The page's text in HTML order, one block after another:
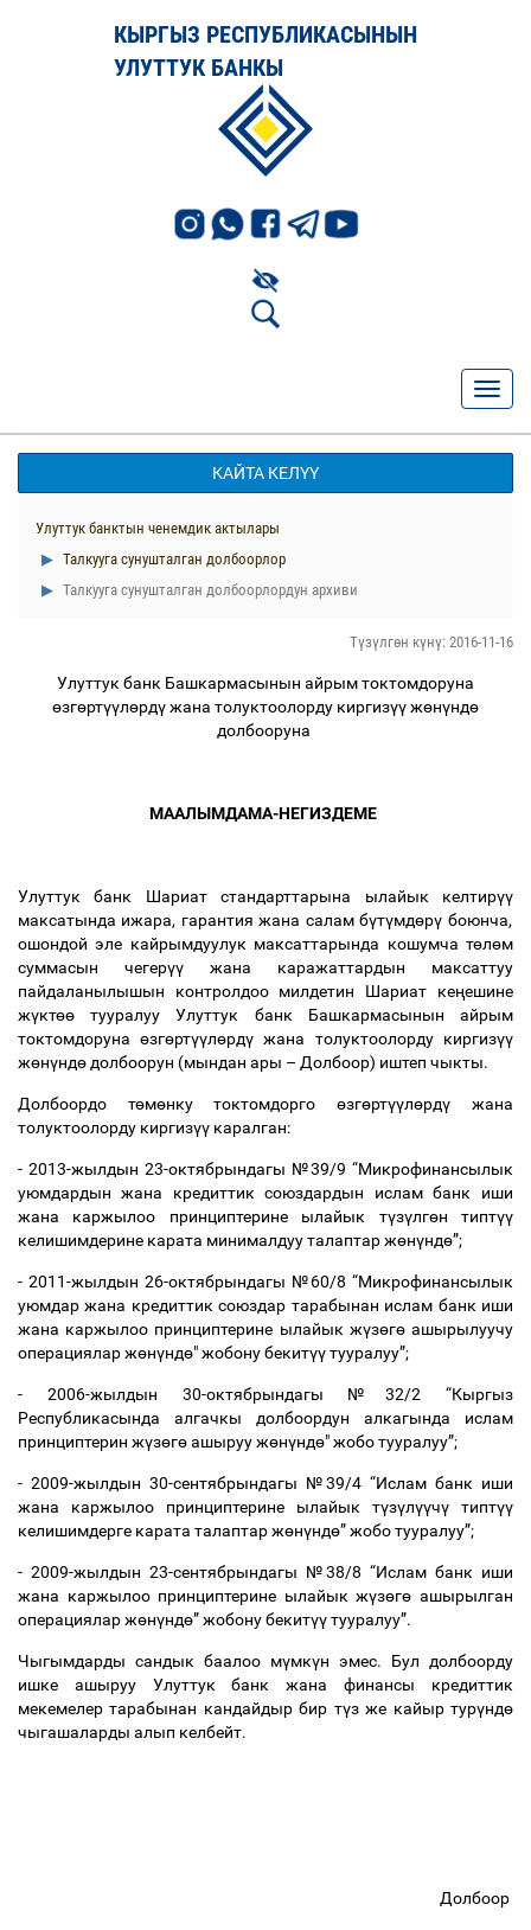
КЫРГЫЗ РЕСПУБЛИКАСЫНЫН
УЛУТТУК БАНКЫ
КАЙТА КЕЛҮҮ
Улуттук банктын ченемдик актылары
Талкууга сунушталган долбоорлор
Талкууга сунушталган долбоорлордун архиви
Түзүлгөн күнү: 2016-11-16
Улуттук банк Башкармасынын айрым токтомдоруна
өзгөртүүлөрдүжана толуктоолорду киргизүүжөнүндө
долбооруна
МААЛЫМДАМА-НЕГИЗДЕМЕ
Улуттук банк Шариат стандарттарына ылайык келтирүү
максатында ижара, гарантия жана салам бүтүмдөрү боюнча,
ошондой эле кайрымдуулук максаттарында кошумча төлөм
суммасын чегерүү жана каражаттардын максаттуу
пайдаланылышын контролдоо милдетин Шариат кеңешине
жүктөө тууралуу Улуттук банк Башкармасынын айрым
токтомдорунаөзгөртүүлөрдү жана толуктоолорду киргизүү
жөнүндө долбоорун (мындан ары – Долбоор) иштеп чыкты.
Долбоордо төмөнку токтомдоргоөзгөртүүлөрдү жана
толуктоолорду киргизүү каралган:
- 2013-жылдын 23-октябрындагы №39/9 “Микрофинансылык
уюмдардын жана кредиттик союздардын ислам банк иши
жана каржылоо принциптерине ылайык түзүлгөн типтүү
келишимдерине карата минималдуу талаптар жөнүндө”;
- 2011-жылдын 26-октябрындагы №60/8 “Микрофинансылык
уюмдар жана кредиттик союздар тарабынан ислам банк иши
жана каржылоо принциптерине ылайык жүзөгөашырылуучу
операциялар жөнүндө" жобону бекитүүтууралуу”;
- 2006-жылдын 30-октябрындагы №32/2 “Кыргыз
Республикасында алгачкы долбоордун алкагында ислам
принциптерин жүзөгөашыруу жөнүндө" жобо тууралуу”;
- 2009-жылдын 30-сентябрындагы №39/4 “Ислам банк иши
жана каржылоо принциптерине ылайык түзүлүүчү типтүү
келишимдерге карата талаптар жөнүндө” жобо тууралуу”;
- 2009-жылдын 23-сентябрындагы №38/8 “Ислам банк иши
жана каржылоо принциптерине ылайык жүзөгө ашырылган
операциялар жөнүндө” жобону бекитүүтууралуу”.
Чыгымдарды сандык баалоо мүмкүн эмес. Бул долбоорду
ишке ашыруу Улуттук банк жана финансы кредиттик
мекемелер тарабынан кандайдыр бир түз же кайыр турүндө
чыгашаларды алып келбейт.
Долбоор